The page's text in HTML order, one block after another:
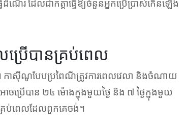
ណើរ ដែលជាកត្តាធ្វើឱ្យចំនួនអ្នកប្រើប្រាស់កើនឡើង
រើបានគ្រប់ពេល
ស៊ីណូបែបប្រពៃណីត្រូវការពេលវេលា និងចំណាយ
រើបាន ២៤ ម៉ោងក្នុងមួយថ្ងៃ និង ៧ ថ្ងៃក្នុងមួយ
រប់ពេលដែលពួកគេចង់។